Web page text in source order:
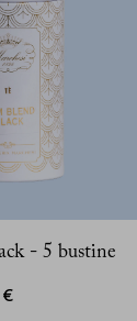
- 5 bustine
€